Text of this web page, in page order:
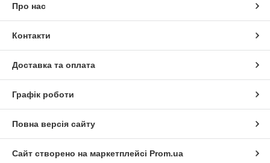
Про нас
Контакти
Доставка та оплата
Графік роботи
Повна версія сайту
Сайт створено на маркетплейсі Prom.ua